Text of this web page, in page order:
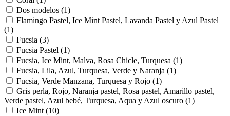
Dos modelos (1)
Flamingo Pastel, Ice Mint Pastel, Lavanda Pastel y Azul Pastel
(1)
Fucsia (3)
Fucsia Pastel (1)
Fucsia, Ice Mint, Malva, Rosa Chicle, Turquesa (1)
Fucsia, Lila, Azul, Turquesa, Verde y Naranja (1)
Fucsia, Verde Manzana, Turquesa y Rojo (1)
Gris perla, Rojo, Naranja pastel, Rosa pastel, Amarillo pastel,
Verde pastel, Azul bebé, Turquesa, Aqua y Azul oscuro (1)
Ice Mint (10)